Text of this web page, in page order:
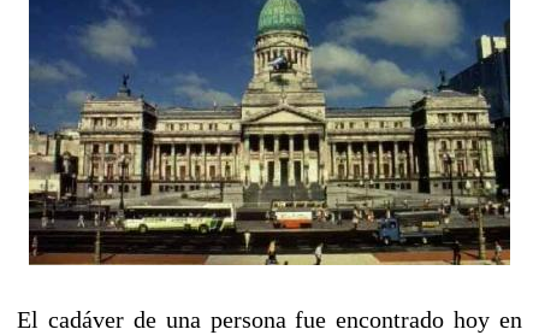
El cadáver de una persona fue encontrado hoy en